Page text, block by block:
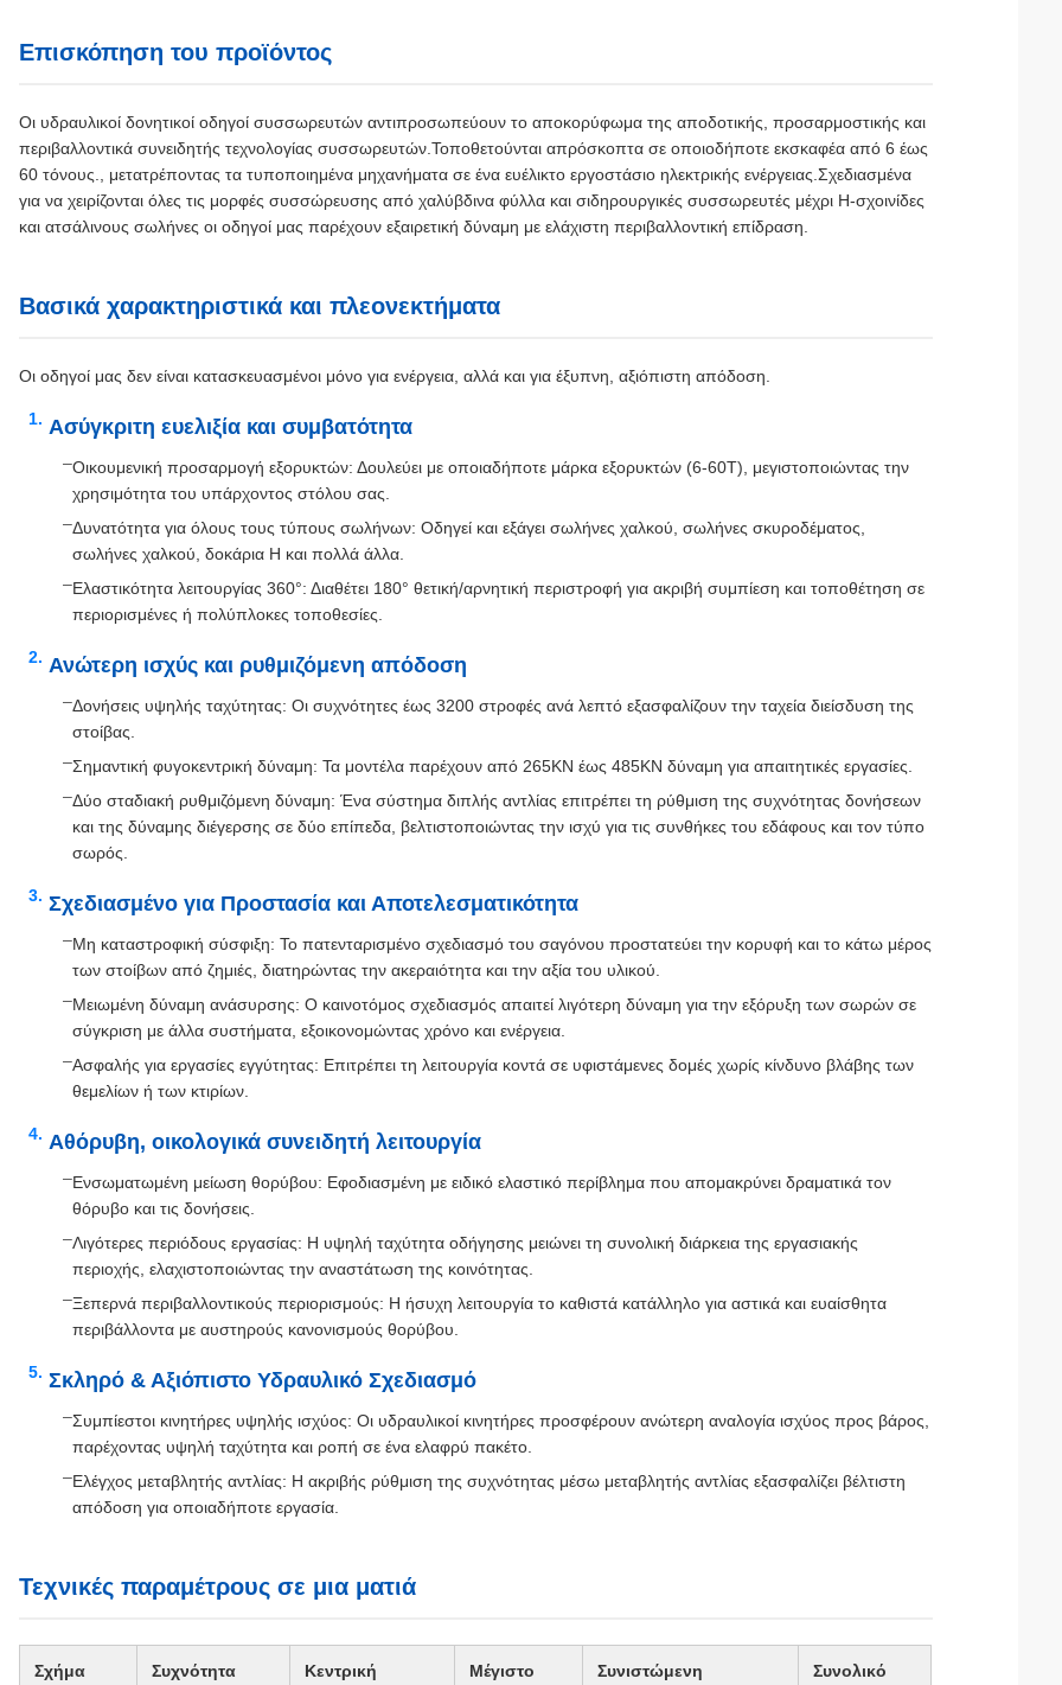
Επισκόπηση του προϊόντος
Οι υδραυλικοί δονητικοί οδηγοί συσσωρευτών αντιπροσωπεύουν το αποκορύφωμα της αποδοτικής, προσαρμοστικής και
περιβαλλοντικά συνειδητής τεχνολογίας συσσωρευτών.Τοποθετούνται απρόσκοπτα σε οποιοδήποτε εκσκαφέα από 6 έως
60 τόνους., μετατρέποντας τα τυποποιημένα μηχανήματα σε ένα ευέλικτο εργοστάσιο ηλεκτρικής ενέργειας.Σχεδιασμένα
για να χειρίζονται όλες τις μορφές συσσώρευσης από χαλύβδινα φύλλα και σιδηρουργικές συσσωρευτές μέχρι H-σχοινίδες
και ατσάλινους σωλήνες οι οδηγοί μας παρέχουν εξαιρετική δύναμη με ελάχιστη περιβαλλοντική επίδραση.
Βασικά χαρακτηριστικά και πλεονεκτήματα
Οι οδηγοί μας δεν είναι κατασκευασμένοι μόνο για ενέργεια, αλλά και για έξυπνη, αξιόπιστη απόδοση.
Ασύγκριτη ευελιξία και συμβατότητα
Οικουμενική προσαρμογή εξορυκτών: Δουλεύει με οποιαδήποτε μάρκα εξορυκτών (6-60T), μεγιστοποιώντας την
χρησιμότητα του υπάρχοντος στόλου σας.
Δυνατότητα για όλους τους τύπους σωλήνων: Οδηγεί και εξάγει σωλήνες χαλκού, σωλήνες σκυροδέματος,
σωλήνες χαλκού, δοκάρια H και πολλά άλλα.
Ελαστικότητα λειτουργίας 360°: Διαθέτει 180° θετική/αρνητική περιστροφή για ακριβή συμπίεση και τοποθέτηση σε
περιορισμένες ή πολύπλοκες τοποθεσίες.
Ανώτερη ισχύς και ρυθμιζόμενη απόδοση
Δονήσεις υψηλής ταχύτητας: Οι συχνότητες έως 3200 στροφές ανά λεπτό εξασφαλίζουν την ταχεία διείσδυση της
στοίβας.
Σημαντική φυγοκεντρική δύναμη: Τα μοντέλα παρέχουν από 265KN έως 485KN δύναμη για απαιτητικές εργασίες.
Δύο σταδιακή ρυθμιζόμενη δύναμη: Ένα σύστημα διπλής αντλίας επιτρέπει τη ρύθμιση της συχνότητας δονήσεων
και της δύναμης διέγερσης σε δύο επίπεδα, βελτιστοποιώντας την ισχύ για τις συνθήκες του εδάφους και τον τύπο
σωρός.
Σχεδιασμένο για Προστασία και Αποτελεσματικότητα
Μη καταστροφική σύσφιξη: Το πατενταρισμένο σχεδιασμό του σαγόνου προστατεύει την κορυφή και το κάτω μέρος
των στοίβων από ζημιές, διατηρώντας την ακεραιότητα και την αξία του υλικού.
Μειωμένη δύναμη ανάσυρσης: Ο καινοτόμος σχεδιασμός απαιτεί λιγότερη δύναμη για την εξόρυξη των σωρών σε
σύγκριση με άλλα συστήματα, εξοικονομώντας χρόνο και ενέργεια.
Ασφαλής για εργασίες εγγύτητας: Επιτρέπει τη λειτουργία κοντά σε υφιστάμενες δομές χωρίς κίνδυνο βλάβης των
θεμελίων ή των κτιρίων.
Αθόρυβη, οικολογικά συνειδητή λειτουργία
Ενσωματωμένη μείωση θορύβου: Εφοδιασμένη με ειδικό ελαστικό περίβλημα που απομακρύνει δραματικά τον
θόρυβο και τις δονήσεις.
Λιγότερες περιόδους εργασίας: Η υψηλή ταχύτητα οδήγησης μειώνει τη συνολική διάρκεια της εργασιακής
περιοχής, ελαχιστοποιώντας την αναστάτωση της κοινότητας.
Ξεπερνά περιβαλλοντικούς περιορισμούς: Η ήσυχη λειτουργία το καθιστά κατάλληλο για αστικά και ευαίσθητα
περιβάλλοντα με αυστηρούς κανονισμούς θορύβου.
Σκληρό & Αξιόπιστο Υδραυλικό Σχεδιασμό
Συμπίεστοι κινητήρες υψηλής ισχύος: Οι υδραυλικοί κινητήρες προσφέρουν ανώτερη αναλογία ισχύος προς βάρος,
παρέχοντας υψηλή ταχύτητα και ροπή σε ένα ελαφρύ πακέτο.
Ελέγχος μεταβλητής αντλίας: Η ακριβής ρύθμιση της συχνότητας μέσω μεταβλητής αντλίας εξασφαλίζει βέλτιστη
απόδοση για οποιαδήποτε εργασία.
Τεχνικές παραμέτρους σε μια ματιά
Σχήμα Συχνότητα Κεντρική Μέγιστο Συνιστώμενη Συνολικό